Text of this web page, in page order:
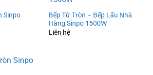
Sinpo
Bếp Từ Tròn – Bếp Lẩu Nhà
Hàng Sinpo 1500W
Liên hệ